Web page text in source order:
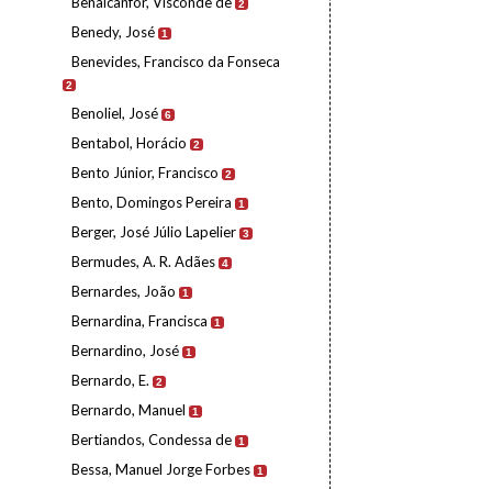
2
Benedy, José 1
Benevides, Francisco da Fonseca
2
Benoliel, José 6
Bentabol, Horácio 2
Bento Júnior, Francisco 2
Bento, Domingos Pereira 1
Berger, José Júlio Lapelier 3
Bermudes, A. R. Adães 4
Bernardes, João 1
Bernardina, Francisca 1
Bernardino, José 1
Bernardo, E. 2
Bernardo, Manuel 1
Bertiandos, Condessa de 1
Bessa, Manuel Jorge Forbes 1